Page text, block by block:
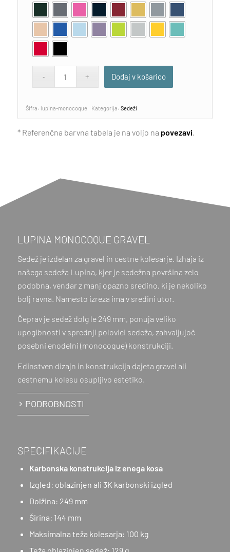
Dodaj v košarico
Šifra: lupina-monocoque Kategorija: Sedeži
* Referenčna barvna tabela je na voljo na povezavi.
LUPINA MONOCOQUE GRAVEL
Sedež je izdelan za gravel in cestne kolesarje. Izhaja iz
našega sedeža Lupina, kjer je sedežna površina zelo
podobna, vendar z manj opazno sredino, ki je nekoliko
bolj ravna. Namesto izreza ima v sredini utor.
Čeprav je sedež dolg le 249 mm, ponuja veliko
upogibnosti v sprednji polovici sedeža, zahvaljujoč
posebni enodelni (monocoque) konstrukciji.
Edinstven dizajn in konstrukcija dajeta gravel ali
cestnemu kolesu osupljivo estetiko.
PODROBNOSTI
SPECIFIKACIJE
Karbonska konstrukcija iz enega kosa
Izgled: oblazinjen ali 3K karbonski izgled
Dolžina: 249 mm
Širina: 144 mm
Maksimalna teža kolesarja: 100 kg